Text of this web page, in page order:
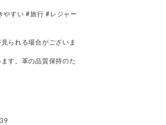
やすい #旅行 #レジャー
られる場合がございま
す。革の品質保持のた